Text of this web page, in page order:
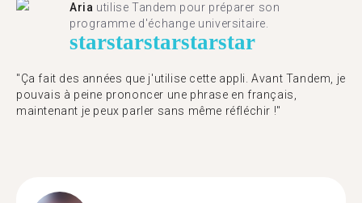
Aria utilise Tandem pour préparer son
programme d'échange universitaire.
starstarstarstarstar
"Ça fait des années que j'utilise cette appli. Avant Tandem, je
pouvais à peine prononcer une phrase en français,
maintenant je peux parler sans même réfléchir !"